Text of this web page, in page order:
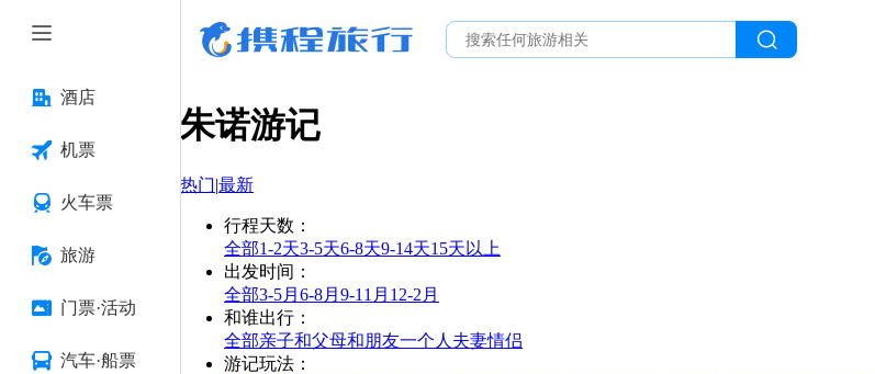
酒店
机票
火车票
旅游
门票·活动
汽车·船票
朱诺游记
热门|最新
行程天数 ：
全部1-2天3-5天6-8天9-14天15天以上
出发时间 ：
全部3-5月 6-8月 9-11月 12-2月
和谁出行 ：
全部亲子和父母和朋友一个人 夫妻情侣
游记玩法 ：